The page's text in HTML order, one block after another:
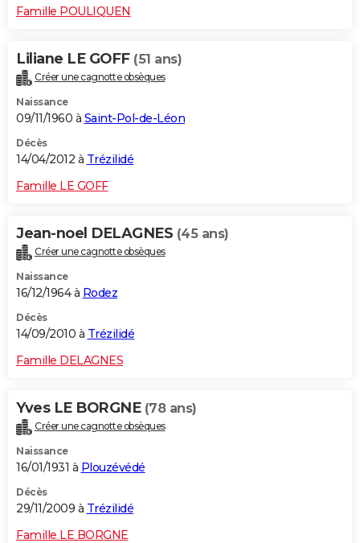
Famille POULIQUEN
Liliane LE GOFF (51 ans)
Créer une cagnotte obsèques
Naissance
09/11/1960 à Saint-Pol-de-Léon
Décès
14/04/2012 à Trézilidé
Famille LE GOFF
Jean-noel DELAGNES (45 ans)
Créer une cagnotte obsèques
Naissance
16/12/1964 à Rodez
Décès
14/09/2010 à Trézilidé
Famille DELAGNES
Yves LE BORGNE (78 ans)
Créer une cagnotte obsèques
Naissance
16/01/1931 à Plouzévédé
Décès
29/11/2009 à Trézilidé
Famille LE BORGNE